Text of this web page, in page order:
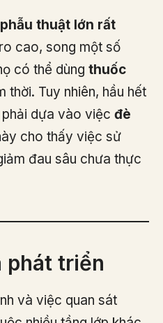
thuật lớn rất
cao, song một số
có thể dùng thuốc
thời. Tuy nhiên, hầu hết
dựa vào việc đè
cho thấy việc sử
đau sâu chưa thực
phát triển
và việc quan sát